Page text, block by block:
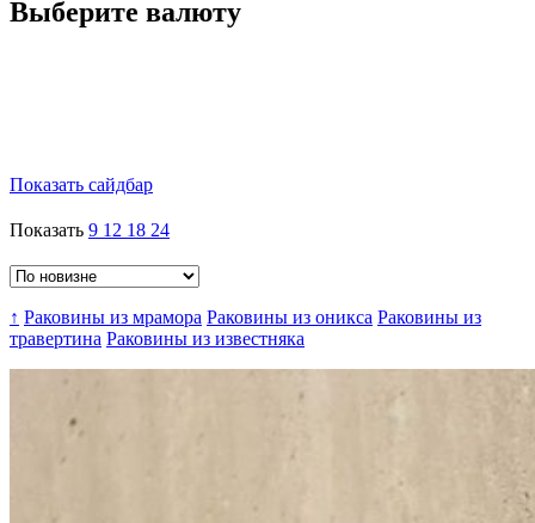
Выберите валюту
Показать сайдбар
Показать 9 12 18 24
↑ Раковины из мрамора Раковины из оникса Раковины из
травертина Раковины из известняка